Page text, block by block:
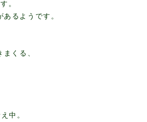
。
るようです。
くる、
中。